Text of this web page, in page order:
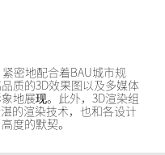
密地配合着BAU城市规
质的3D效果图以及多媒体
地展现。此外，3D渲染组
的渲染技术，也和各设计
度的默契。